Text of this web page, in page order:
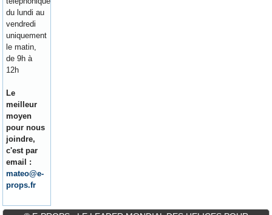
du lundi au
vendredi
uniquement
le matin,
de 9h à
12h
Le
meilleur
moyen
pour nous
joindre,
c'est par
email :
mateo@e-
props.fr